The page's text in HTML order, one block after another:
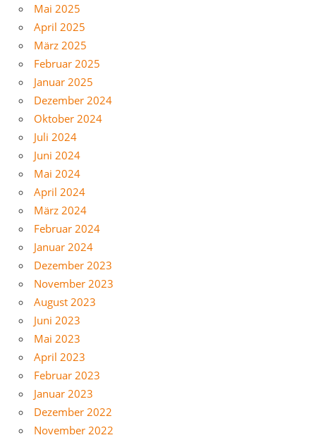
Mai 2025
April 2025
März 2025
Februar 2025
Januar 2025
Dezember 2024
Oktober 2024
Juli 2024
Juni 2024
Mai 2024
April 2024
März 2024
Februar 2024
Januar 2024
Dezember 2023
November 2023
August 2023
Juni 2023
Mai 2023
April 2023
Februar 2023
Januar 2023
Dezember 2022
November 2022